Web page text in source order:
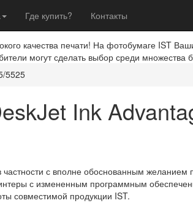
Где купить? Контакты
качества печати! На фотобумаге IST
могут сделать выбор среди множества
5525
Ink
с вполне обоснованным желанием
с измененным программным
совместимой продукции IST.